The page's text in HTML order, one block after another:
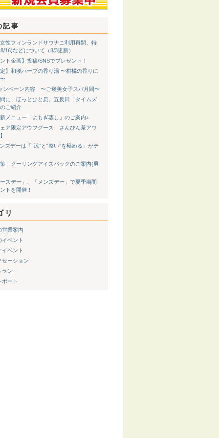
記事
性フィンランドサウナご利用再開、特
16)などについて（8/3更新）
ト企画】投稿/SNSでプレゼント！
】和漢ハーブの香り湯 〜柑橘の香りに
ンペーン内容 〜ご褒美女子スパ月間〜
に、ほっとひと息。五反田「タイムズ
ご紹介
メニュー「よもぎ蒸し」のご案内♪
ア限定アウフグース さんぴん茶アウ
ズデーは「“涼”と“整い”を極める」がテ
クーリングアイスパックのご案内(男
スデー」、「メンズデー」で夏季期間
トを開催！
リ
営業案内
イベント
イベント
セーション
ラン
ポート